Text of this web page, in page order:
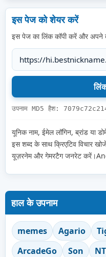
इस पेज को शेयर करें
इस पेज का लिंक कॉपी करें और अपने
उपनाम MD5 हैश:
यूनिक नाम, ईमेल लॉगिन, ब्रांड या
इस शब्द के साथ क्रिएटिव विचार
यूज़रनेम और गेमरटैग जनरेट
हाल के उपनाम
memes Agario
ArcadeGo
Son